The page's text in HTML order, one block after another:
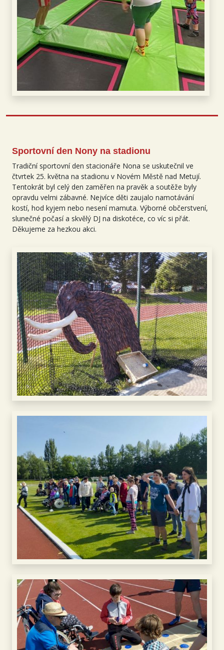
Sportovní den Nony na stadionu
Tradiční sportovní den stacionáře Nona se uskutečnil ve
čtvrtek 25. května na stadionu v Novém Městě nad Metují.
Tentokrát byl celý den zaměřen na pravěk a soutěže byly
opravdu velmi zábavné. Nejvíce děti zaujalo namotávání
kostí, hod kyjem nebo nesení mamuta. Výborné občerstvení,
slunečné počasí a skvělý DJ na diskotéce, co víc si přát.
Děkujeme za hezkou akci.